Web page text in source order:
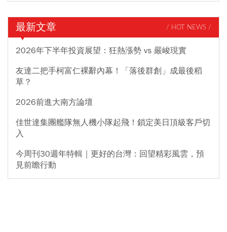
最新文章 / HOT NEWS /
2026年下半年投資展望：狂熱漲勢 vs 嚴峻現實
友達二把手柯富仁裸辭內幕！「落後群創」成最後稻
草？
2026前進大南方論壇
佳世達集團艦隊無人機小隊起飛！鎖定美日頂級客戶切
入
今周刊30週年特輯｜更好的台灣：回望精彩風雲，預
見前瞻行動